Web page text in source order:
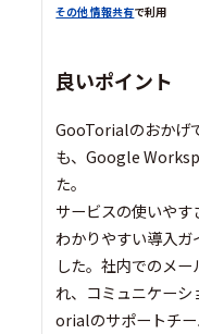
その他 情報共有で利用
良いポイント
GooTorialのおかげ
も、Google
た。
サービスの使いや
わかりやすい導入
した。社内でのメ
れ、コミュニケー
orialのサポートチー